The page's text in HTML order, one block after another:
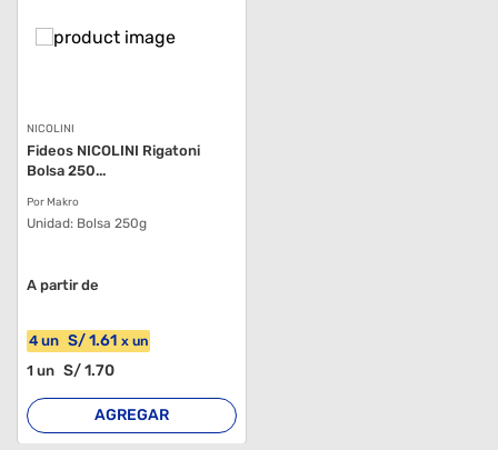
Advertencias De
Almacenamiento
NICOLINI
Fideos NICOLINI Rigatoni
Bolsa 250...
Por Makro
Unidad: Bolsa 250g
A partir de
4 un S/1.61 x un
1 un S/1.70
AGREGAR